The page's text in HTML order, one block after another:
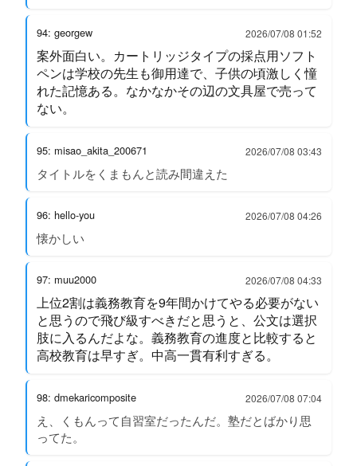
94: georgew 2026/07/08 01:52
案外面白い。カートリッジタイプの採点用ソフト
ペンは学校の先生も御用達で、子供の頃激しく憧
れた記憶ある。なかなかその辺の文具屋で売って
ない。
95: misao_akita_200671 2026/07/08 03:43
タイトルをくまもんと読み間違えた
96: hello-you 2026/07/08 04:26
懐かしい
97: muu2000 2026/07/08 04:33
上位2割は義務教育を9年間かけてやる必要がない
と思うので飛び級すべきだと思うと、公文は選択
肢に入るんだよな。義務教育の進度と比較すると
高校教育は早すぎ。中高一貫有利すぎる。
98: dmekaricomposite 2026/07/08 07:04
え、くもんって自習室だったんだ。塾だとばかり思
ってた。